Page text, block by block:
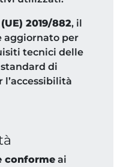
2019/882, il
aggiornato per
tecnici delle
standard di
conforme ai